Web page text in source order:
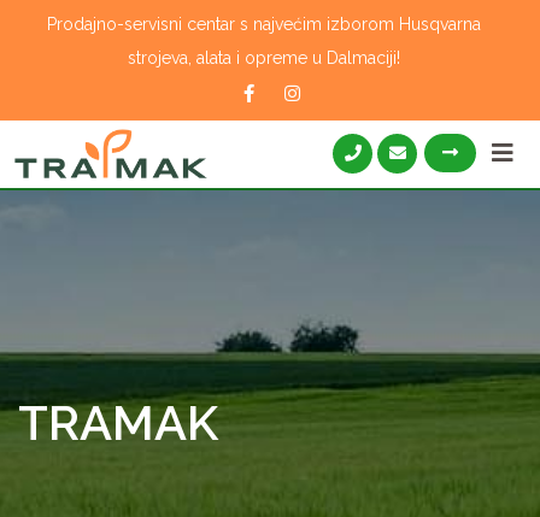
Prodajno-servisni centar s najvećim izborom Husqvarna
strojeva, alata i opreme u Dalmaciji!
TRAMAK